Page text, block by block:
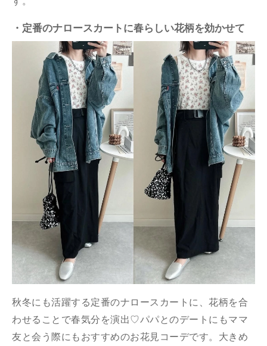
・定番のナロースカートに春らしい花柄を効かせて
秋冬にも活躍する定番のナロースカートに、花柄を合
わせることで春気分を演出♡パパとのデートにもママ
友と会う際にもおすすめのお花見コーデです。大きめ